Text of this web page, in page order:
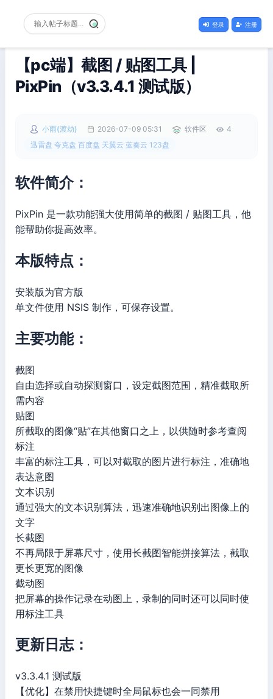
登录 注册
【pc端】截图 / 贴图工具 |
PixPin（v3.3.4.1 测试版）
小雨(渡劫) 2026-07-09 05:31 软件区
4
迅雷盘 夸克盘 百度盘 天翼云 蓝奏云 123盘
软件简介：
PixPin 是一款功能强大使用简单的截图 / 贴图工具，他
能帮助你提高效率。
本版特点：
安装版为官方版
单文件使用 NSIS 制作，可保存设置。
主要功能：
截图
自由选择或自动探测窗口，设定截图范围，精准截取所
需内容
贴图
所截取的图像“贴”在其他窗口之上，以供随时参考查阅
标注
丰富的标注工具，可以对截取的图片进行标注，准确地
表达意图
文本识别
通过强大的文本识别算法，迅速准确地识别出图像上的
文字
长截图
不再局限于屏幕尺寸，使用长截图智能拼接算法，截取
更长更宽的图像
截动图
把屏幕的操作记录在动图上，录制的同时还可以同时使
用标注工具
更新日志：
v3.3.4.1 测试版
【优化】在禁用快捷键时全局鼠标也会一同禁用